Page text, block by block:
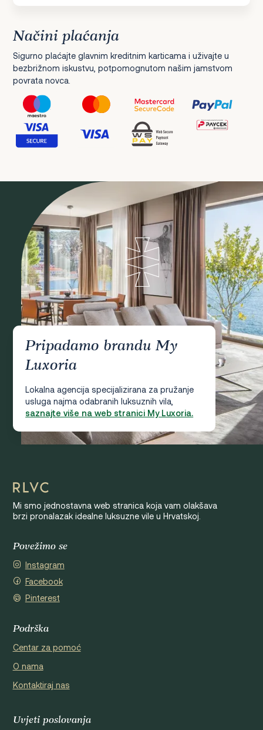
Načini plaćanja
Sigurno plaćajte glavnim kreditnim karticama i uživajte u
bezbrižnom iskustvu, potpomognutom našim jamstvom
povrata novca.
Pripadamo brandu My
Luxoria
Lokalna agencija specijalizirana za pružanje
usluga najma odabranih luksuznih vila,
saznajte više na web stranici My Luxoria.
Mi smo jednostavna web stranica koja vam olakšava
brzi pronalazak idealne luksuzne vile u Hrvatskoj.
Povežimo se
Instagram
Facebook
Pinterest
Podrška
Centar za pomoć
O nama
Kontaktiraj nas
Uvjeti poslovanja